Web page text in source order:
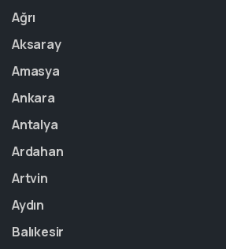
Ağrı
Aksaray
Amasya
Ankara
Antalya
Ardahan
Artvin
Aydın
Balıkesir